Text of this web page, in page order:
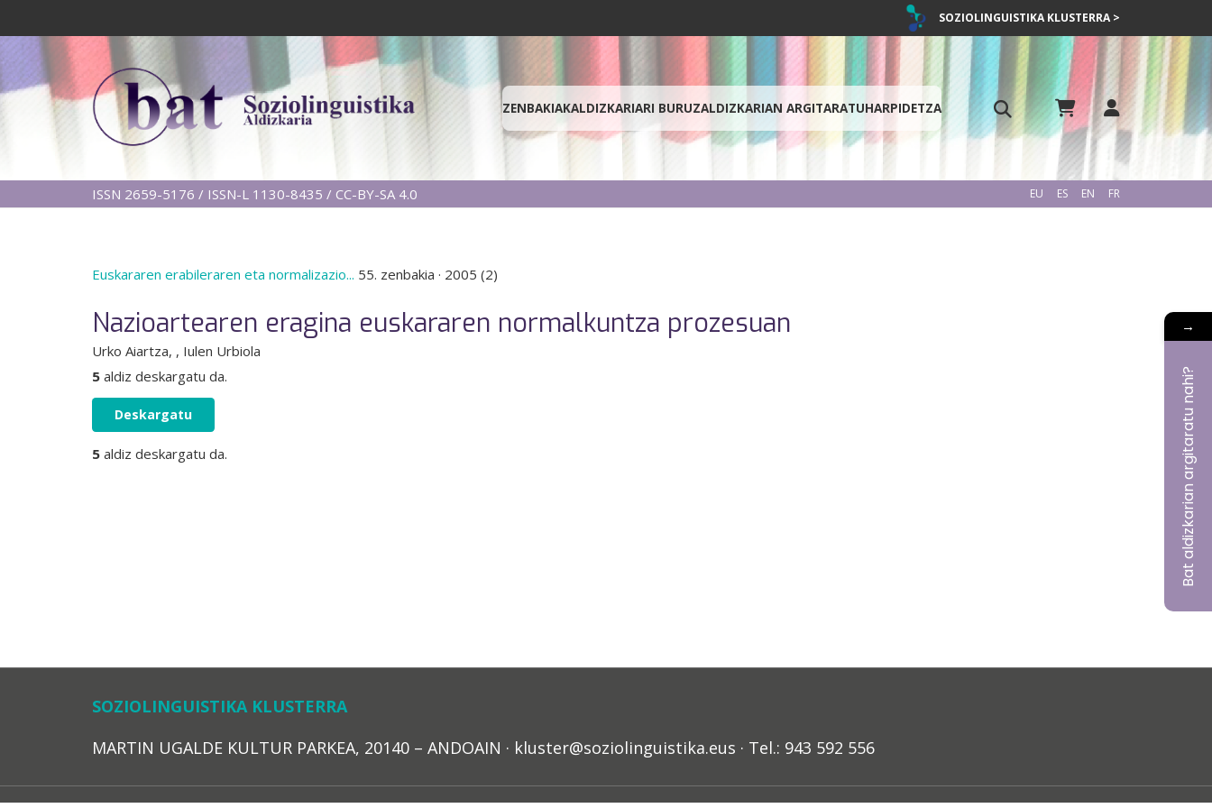
SOZIOLINGUISTIKA KLUSTERRA >
ZENBAKIAKALDIZKARIARI BURUZALDIZKARIAN ARGITARATUHARPIDETZA
ISSN 2659-5176 / ISSN-L 1130-8435 / CC-BY-SA 4.0 EU ES EN FR
Euskararen erabileraren eta normalizazio... 55. zenbakia · 2005 (2)
Nazioartearen eragina euskararen normalkuntza prozesuan
Urko Aiartza, , Iulen Urbiola
5 aldiz deskargatu da.
Deskargatu
5 aldiz deskargatu da.
SOZIOLINGUISTIKA KLUSTERRA
MARTIN UGALDE KULTUR PARKEA, 20140 – ANDOAIN · kluster@soziolinguistika.eus · Tel.: 943 592 556
→
Bat aldizkarian argitaratu nahi?